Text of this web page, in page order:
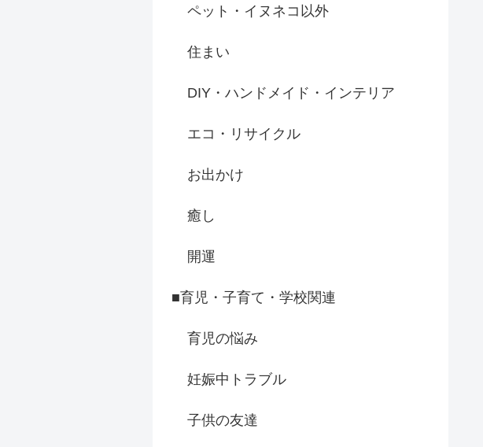
ペット・イヌネコ以外
住まい
DIY・ハンドメイド・インテリア
エコ・リサイクル
お出かけ
癒し
開運
■育児・子育て・学校関連
育児の悩み
妊娠中トラブル
子供の友達